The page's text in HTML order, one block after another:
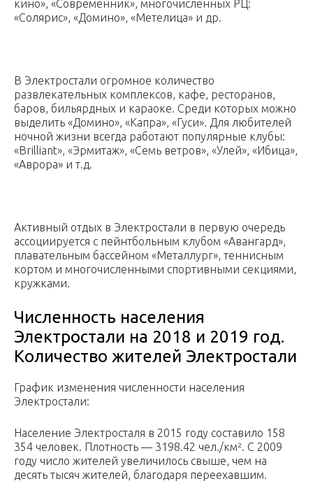
кино», «Современник», многочисленных РЦ:
«Солярис», «Домино», «Метелица» и др.
В Электростали огромное количество
развлекательных комплексов, кафе, ресторанов,
баров, бильярдных и караоке. Среди которых можно
выделить «Домино», «Капра», «Гуси». Для любителей
ночной жизни всегда работают популярные клубы:
«Brilliant», «Эрмитаж», «Семь ветров», «Улей», «Ибица»,
«Аврора» и т.д.
Активный отдых в Электростали в первую очередь
ассоциируется с пейнтбольным клубом «Авангард»,
плавательным бассейном «Металлург», теннисным
кортом и многочисленными спортивными секциями,
кружками.
Численность населения
Электростали на 2018 и 2019 год.
Количество жителей Электростали
График изменения численности населения
Электростали:
Население Электросталя в 2015 году составило 158
354 человек. Плотность — 3198.42 чел./км². С 2009
году число жителей увеличилось свыше, чем на
десять тысяч жителей, благодаря переехавшим.